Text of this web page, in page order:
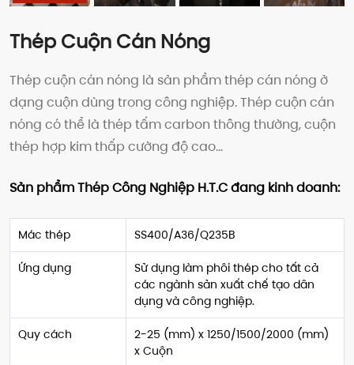
Thép Cuộn Cán Nóng
Thép cuộn cán nóng là sản phẩm thép cán nóng ở
dạng cuộn dùng trong công nghiệp. Thép cuộn cán
nóng có thể là thép tấm carbon thông thường, cuộn
thép hợp kim thấp cường độ cao…
Sản phẩm Thép Công Nghiệp H.T.C đang kinh doanh:
Mác thép SS400/A36/Q235B
Ứng dụng
Sử dụng làm phôi thép cho tất cả
các ngành sản xuất chế tạo dân
dụng và công nghiệp.
Quy cách
2-25 (mm) x 1250/1500/2000 (mm)
x Cuộn